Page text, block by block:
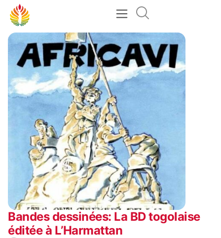
Bandes dessinées: La BD togolaise
éditée à L’Harmattan